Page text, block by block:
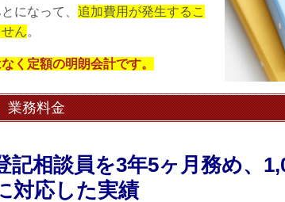
になって、 追加費用が発生するこ
ん。
く定額の明朗会計です。
業務料金
記相談員を3年5ヶ月務め、
対応した実績